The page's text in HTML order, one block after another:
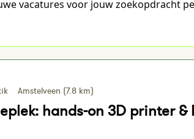
vacatures voor jouw zoekopdracht
Amstelveen (7.8 km)
hands-on 3D printer